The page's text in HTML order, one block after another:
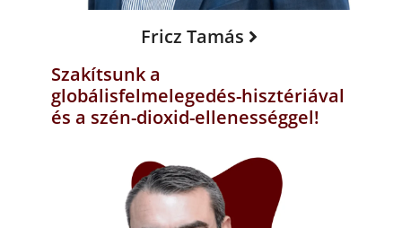
Fricz Tamás
Szakítsunk a
globálisfelmelegedés-hisztériával
és a szén-dioxid-ellenességgel!